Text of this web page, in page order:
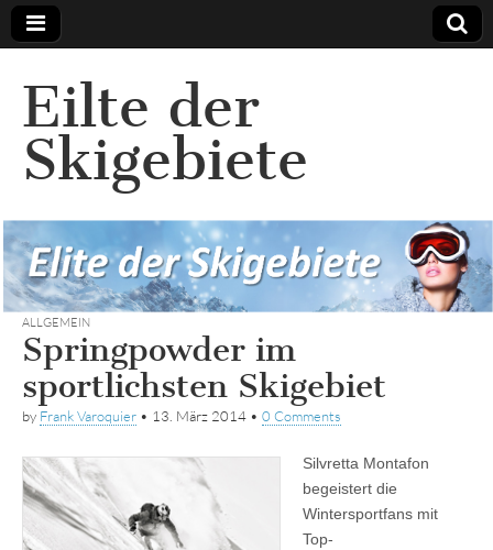
Eilte der
Skigebiete
ALLGEMEIN
Springpowder im
sportlichsten Skigebiet
by Frank Varoquier • 13. März 2014 • 0 Comments
Silvretta Montafon
begeistert die
Wintersportfans mit
Top-